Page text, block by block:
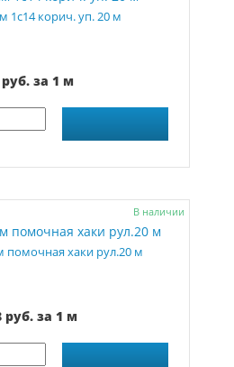
1с14 корич. уп. 20 м
за 1 м
В наличии
помочная хаки рул.20 м
руб. за 1 м